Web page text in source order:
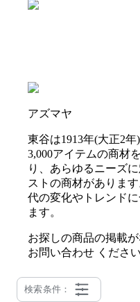
アズマヤ
東谷は1913年(大正2
3,000アイテムの商材
り、あらゆるニーズ
ストの商材がありま
代の変化やトレンド
ます。
お探しの商品の掲載
お問い合わせ ください
検索条件：